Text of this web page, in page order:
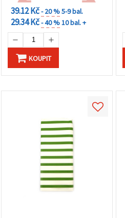
39.12 Kč- 20 %5-9 bal.
29.34 Kč- 40 %10 bal. +
KOUPIT